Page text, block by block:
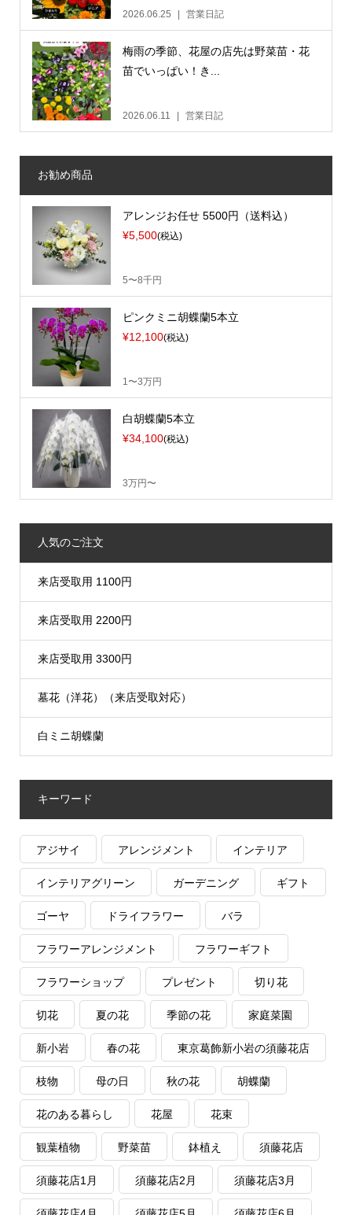
2026.06.25 営業日記
梅雨の季節、花屋の店先は野菜苗・花
苗でいっぱい！き...
2026.06.11 営業日記
お勧め商品
アレンジお任せ 5500円（送料込）
¥5,500(税込)
5〜8千円
ピンクミニ胡蝶蘭5本立
¥12,100(税込)
1〜3万円
白胡蝶蘭5本立
¥34,100(税込)
3万円〜
人気のご注文
来店受取用 1100円
来店受取用 2200円
来店受取用 3300円
墓花（洋花）（来店受取対応）
白ミニ胡蝶蘭
キーワード
アジサイ アレンジメント インテリア
インテリアグリーン ガーデニング ギフト
ゴーヤ ドライフラワー バラ
フラワーアレンジメント フラワーギフト
フラワーショップ プレゼント 切り花
切花 夏の花 季節の花 家庭菜園
新小岩 春の花 東京葛飾新小岩の須藤花店
枝物 母の日 秋の花 胡蝶蘭
花のある暮らし 花屋 花束
観葉植物 野菜苗 鉢植え 須藤花店
須藤花店1月 須藤花店2月 須藤花店3月